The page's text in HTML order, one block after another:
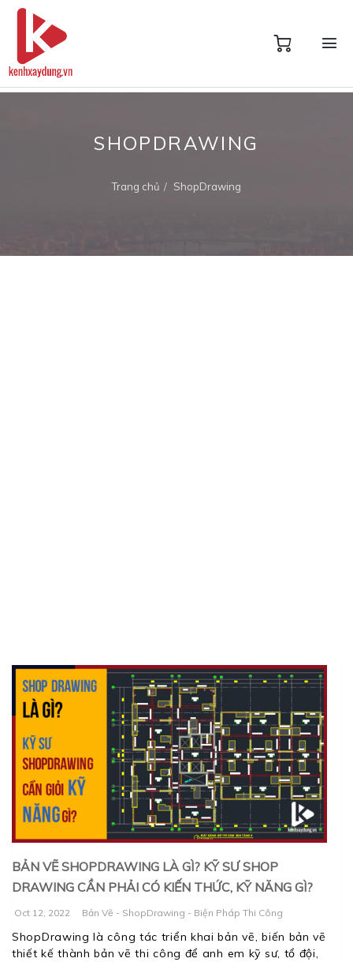
SHOPDRAWING
Trang chủ ShopDrawing
BẢN VẼ SHOPDRAWING LÀ GÌ? KỸ SƯ SHOP
DRAWING CẦN PHẢI CÓ KIẾN THỨC, KỸ NĂNG GÌ?
Oct 12, 2022 Bản Vẽ - ShopDrawing - Biện Pháp Thi Công
ShopDrawing là công tác triển khai bản vẽ, biến bản vẽ
thiết kế thành bản vẽ thi công để anh em kỹ sư, tổ đội,